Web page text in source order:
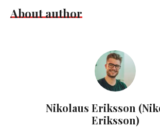
About author
Nikolaus Eriksson
Eriksson)